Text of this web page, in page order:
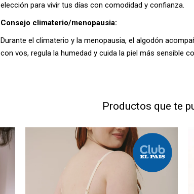
elección para vivir tus días con comodidad y confianza.
Consejo climaterio/menopausia:
Durante el climaterio y la menopausia, el algodón
con vos, regula la humedad y cuida la piel más sensible
Productos que te